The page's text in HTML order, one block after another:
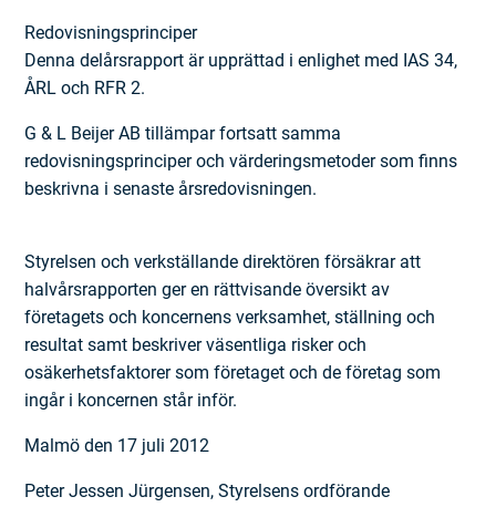
Redovisningsprinciper
Denna delårsrapport är upprättad i enlighet med IAS 34,
ÅRL och RFR 2.
G & L Beijer AB tillämpar fortsatt samma
redovisningsprinciper och värderings­metoder som finns
beskrivna i senaste årsredovisningen.
Styrelsen och verkställande direktören försäkrar att
halvårsrapporten ger en rättvisande översikt av
företagets och koncernens verksamhet, ställning och
resultat samt beskriver väsentliga risker och
osäkerhetsfaktorer som företaget och de företag som
ingår i koncernen står inför.
Malmö den 17 juli 2012
Peter Jessen Jürgensen, Styrelsens ordförande